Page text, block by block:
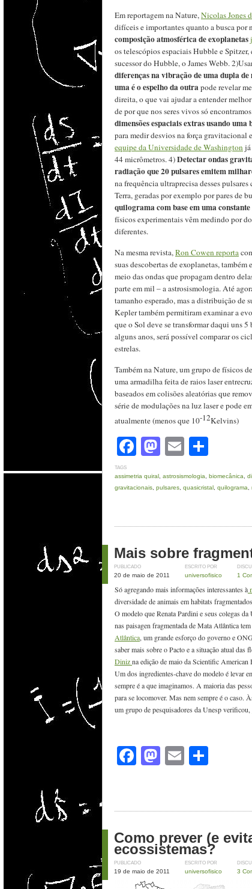
Em reportagem na Nature,Nicolas Jones
difíceis e importantes quanto a busca
composição atmosférica de exoplanetas
os telescópios espaciais Hubble e
sucessor do Hubble, o James Webb.
diferenças na vibração de uma dupla
uma é o espelho da outrapode revelar
direita, o que vai ajudar a entender
de por que nos seres vivos só
dimensões espaciais extras usando uma
para medir desvios na força gravitacional
equipe da Universidade de Washington
44 micrômetros. 4)Detectar ondas
radiação que 20 pulsares emitem
na frequência ultraprecisa desses
Terra, geradas por exemplo por pares de
quilograma com base em uma
físicos experimentais vêm medindo por
diferentes.
Na mesma revista,Ron Cowen reporta
suas descobertas de exoplanetas,
meio das ondas que propagam dentro
parte em mil – a astrosismologia. Até
tamanho esperado, mas a distribuição de
Kepler também permitiram examinar a
que o Sol deve se transformar daqui uns
alguns anos, será possível comparar os
estrelas.
Também na Nature, um grupo de físicos
uma armadilha feita de raios laser
baseados em colisões aleatórias que
série de modulações na luz laser e pode
atualmente (menos que 10-12Kelvins)
Facebook
Mastodon
Email
TAGS
assimetria quiral astrosismologia biomecânica
gravitacionais pulsares quasicristal quilograma
Mais sobre
PUBLICADO
20 de maio de 2011
ESCRITO POR
universofisico 1
Só agregando mais informações interessantes à
diversidade de animais em habitats
O modelo que Renata Pardini e seus colegas
nas paisagen fragmentada de Mata Atlântica
Atlântica, um grande esforço do governo e
saber mais sobre o Pacto e a situação atual das
Dinizna edição de maio da Scientific American
Um dos ingredientes-chave do modelo é levar
sempre é a que imaginamos. A maioria das
para se locomover. Mas nem sempre é o caso.
um grupo de pesquisadores da Unesp verificou,
Facebook
Mastodon
Email
Como prever (e
ecossistemas?
PUBLICADO
19 de maio de 2011
ESCRITO POR
universofisico 3